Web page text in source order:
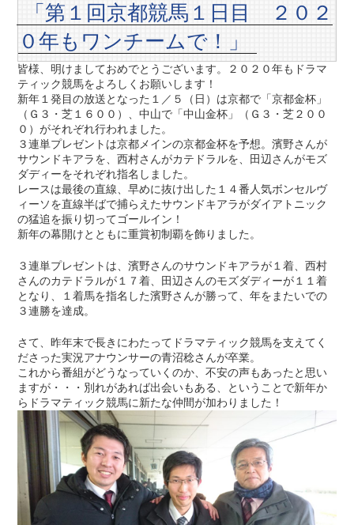
「第１回京都競馬１日目 ２０２
０年もワンチームで！」
皆様、明けましておめでとうございます。２０２０年もドラマ
ティック競馬をよろしくお願いします！
新年１発目の放送となった１／５（日）は京都で「京都金杯」
（Ｇ３・芝１６００）、中山で「中山金杯」（Ｇ３・芝２００
０）がそれぞれ行われました。
３連単プレゼントは京都メインの京都金杯を予想。濱野さんが
サウンドキアラを、西村さんがカテドラルを、田辺さんがモズ
ダディーをそれぞれ指名しました。
レースは最後の直線、早めに抜け出した１４番人気ボンセルヴ
ィーソを直線半ばで捕らえたサウンドキアラがダイアトニック
の猛追を振り切ってゴールイン！
新年の幕開けとともに重賞初制覇を飾りました。
３連単プレゼントは、濱野さんのサウンドキアラが１着、西村
さんのカテドラルが１７着、田辺さんのモズダディーが１１着
となり、１着馬を指名した濱野さんが勝って、年をまたいでの
３連勝を達成。
さて、昨年末で長きにわたってドラマティック競馬を支えてく
ださった実況アナウンサーの青沼稔さんが卒業。
これから番組がどうなっていくのか、不安の声もあったと思い
ますが・・・別れがあれば出会いもある、ということで新年か
らドラマティック競馬に新たな仲間が加わりました！